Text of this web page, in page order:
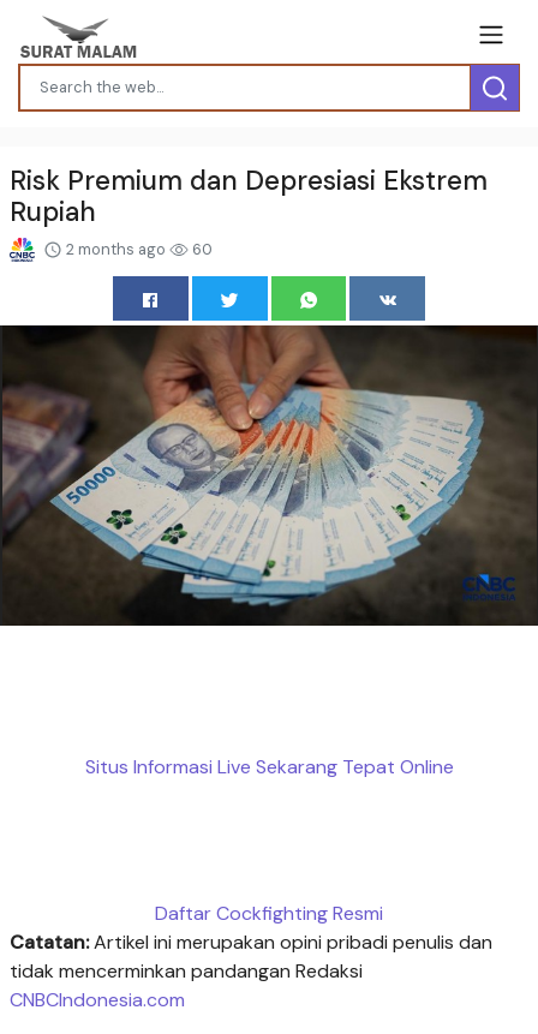
Risk Premium dan Depresiasi Ekstrem
Rupiah
2 months ago 60
Situs Informasi Live Sekarang Tepat Online
Daftar Cockfighting Resmi
Catatan:Artikel ini merupakan opini pribadi penulis dan
tidak mencerminkan pandangan Redaksi
CNBCIndonesia.com